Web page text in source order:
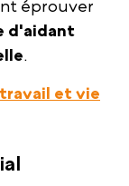
éprouver
d'aidant
.
et vie